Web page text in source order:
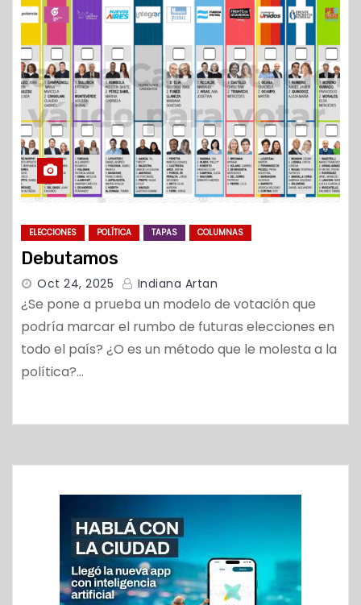
ELECCIONES POLÍTICA TAPAS COLUMNAS
Debutamos
Oct 24, 2025 Indiana Artan
¿Se pone a prueba un modelo de votación que
podría marcar el rumbo de futuras elecciones en
todo el país? ¿O es un método que le molesta a la
política?…